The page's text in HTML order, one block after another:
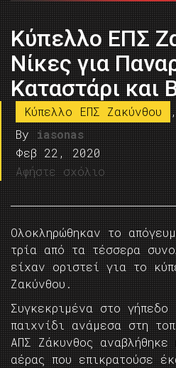
Κύπελλο ΕΠΣ
Νίκες για
Καταστάρι και
Κύπελλο ΕΠΣ Ζακύνθου
By iasonas
Φεβ 22, 2020
Αφήστε σχόλιο
Ολοκληρώθηκαν το
τρία από τα τέσσερα
είχαν οριστεί για το
Ζακύνθου.
Συγκεκριμένα στο
παιχνίδι ανάμεσα στη
ΑΠΣ Ζάκυνθος
αέρας που επικρατούσε